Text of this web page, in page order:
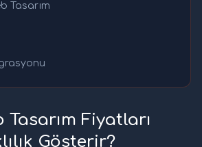
Tasarım
Tasarım Fiyatları
Gösterir?